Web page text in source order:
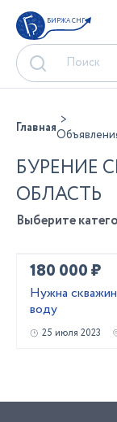
БИРЖА СНГ
Главная
БУРЕНИЕ
ОБЛАСТЬ
Выберите
180 000 ₽
Нужна
воду
25 июля 2023